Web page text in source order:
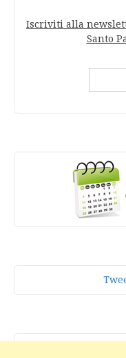
Iscriviti alla
Santo